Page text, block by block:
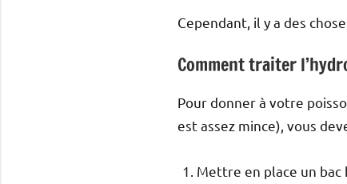
Cependant, il y a des
Comment traiter
Pour donner à votre
est assez mince), vous
Mettre en place un bac